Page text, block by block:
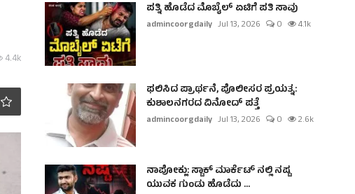
4.4k
ಪತ್ನಿ ಹೊಡೆದ ಮೊಬೈಲ್ ಏಟಿಗೆ ಪತಿ ಸಾವು
admincoorgdaily Jul 13, 2026 0 4.1k
ಫಲಿಸಿದ ಪ್ರಾರ್ಥನೆ, ಪೊಲೀಸರ ಪ್ರಯತ್ನ:
ಕುಶಾಲನಗರದ ವಿನೋದ್ ಪತ್ತೆ
admincoorgdaily Jul 13, 2026 0 2.6k
ನಾಪೋಕ್ಲು: ಸ್ಟಾಕ್ ಮಾರ್ಕೆಟ್ ನಲ್ಲಿ ನಷ್ಟ
ಯುವಕ ಗುಂಡು ಹೊಡೆದು ...